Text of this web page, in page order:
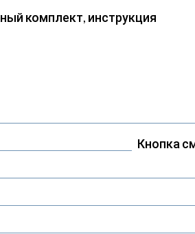
комплект, инструкция
Кнопка